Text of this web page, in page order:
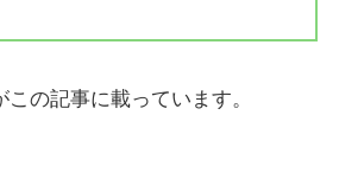
の記事に載っています。